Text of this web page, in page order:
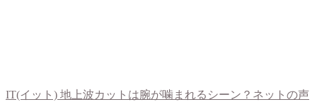
IT(イット) 地上波カットは腕が噛まれるシーン？ネットの声